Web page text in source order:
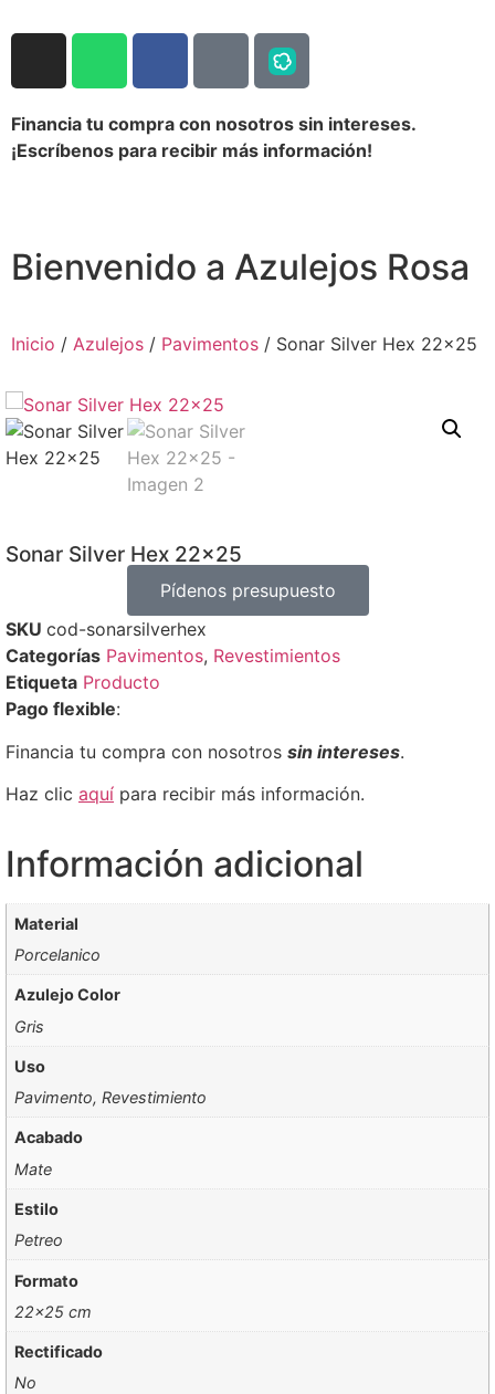
Financia tu compra con nosotros sin intereses.
¡Escríbenos para recibir más información!
Bienvenido a Azulejos Rosa
Inicio / Azulejos / Pavimentos / Sonar Silver Hex 22×25
Sonar Silver Hex 22×25
Pídenos presupuesto
SKU cod-sonarsilverhex
Categorías Pavimentos, Revestimientos
Etiqueta Producto
Pago flexible:
Financia tu compra con nosotros sin intereses.
Haz clic aquí para recibir más información.
Información adicional
Material
Porcelanico
Azulejo Color
Gris
Uso
Pavimento, Revestimiento
Acabado
Mate
Estilo
Petreo
Formato
22×25 cm
Rectificado
No